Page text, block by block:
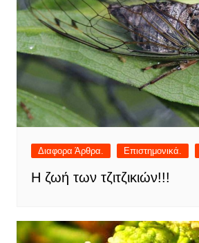
Διαφορα Άρθρα. Επιστημονικά.
Η ζωή των τζιτζικιών!!!